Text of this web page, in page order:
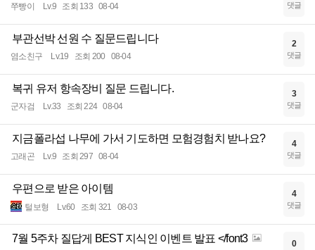
쭈빵이 Lv.9 조회 133 08-04 댓글
부관선박 선원 수 질문드립니다
염소친구 Lv.19 조회 200 08-04
2
댓글
복귀 유저 항속장비 질문 드립니다.
군자검 Lv.33 조회 224 08-04
3
댓글
지금폴라섭 나무에 가서 기도하면 모험경험치 받나요?
고래곤 Lv.9 조회 297 08-04
4
댓글
우편으로 받은 아이템
털보형 Lv.60 조회 321 08-03
4
댓글
7월 5주차 질답게 BEST 지식인 이벤트 발표 </font3 0